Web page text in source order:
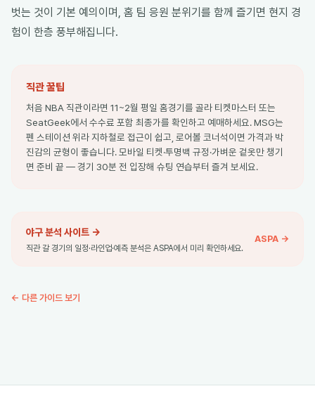
벗는 것이 기본 예의이며, 홈 팀 응원 분위기를 함께 즐기면 현지 경
험이 한층 풍부해집니다.
직관 꿀팁
처음 NBA 직관이라면 11~2월 평일 홈경기를 골라 티켓마스터 또는
SeatGeek에서 수수료 포함 최종가를 확인하고 예매하세요. MSG는
펜 스테이션 위라 지하철로 접근이 쉽고, 로어볼 코너석이면 가격과 박
진감의 균형이 좋습니다. 모바일 티켓·투명백 규정·가벼운 겉옷만 챙기
면 준비 끝 — 경기 30분 전 입장해 슈팅 연습부터 즐겨 보세요.
야구 분석 사이트 →
직관 갈 경기의 일정·라인업·예측 분석은 ASPA에서 미리 확인하세요.
ASPA →
← 다른 가이드 보기